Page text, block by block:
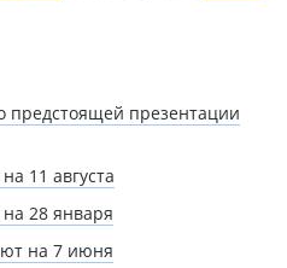
предстоящей презентации
11 августа
28 января
на 7 июня